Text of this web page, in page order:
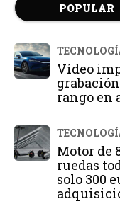
POPULAR
Vídeo
rango en
Motor de
ruedas
solo 300